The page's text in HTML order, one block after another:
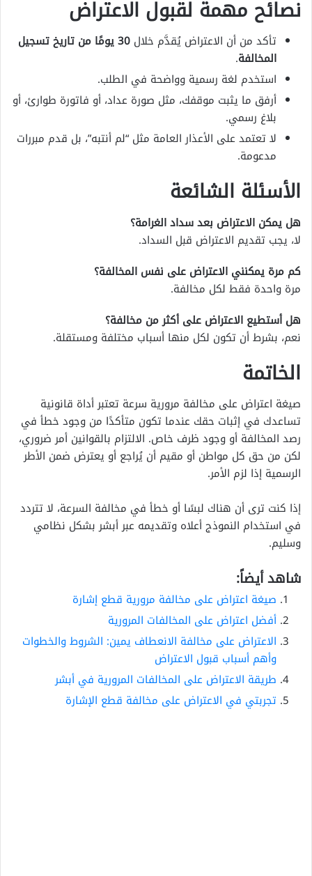
نصائح مهمة لقبول الاعتراض
تأكد من أن الاعتراض يُقدَّم خلال
30 يومًا من تاريخ تسجيل
المخالفة.
استخدم لغة رسمية وواضحة في الطلب.
أرفق ما يثبت موقفك، مثل صورة عداد، أو فاتورة طوارئ، أو
بلاغ رسمي.
لا تعتمد على الأعذار العامة مثل “لم أنتبه”، بل قدم مبررات
مدعومة.
الأسئلة الشائعة
هل يمكن الاعتراض بعد سداد الغرامة؟
لا، يجب تقديم الاعتراض قبل السداد.
كم مرة يمكنني الاعتراض على نفس المخالفة؟
مرة واحدة فقط لكل مخالفة.
هل أستطيع الاعتراض على أكثر من مخالفة؟
نعم، بشرط أن تكون لكل منها أسباب مختلفة ومستقلة.
الخاتمة
صيغة اعتراض على مخالفة مرورية سرعة تعتبر أداة قانونية
تساعدك في إثبات حقك عندما تكون متأكدًا من وجود خطأ في
رصد المخالفة أو وجود ظرف خاص. الالتزام بالقوانين أمر ضروري،
لكن من حق كل مواطن أو مقيم أن يُراجع أو يعترض ضمن الأطر
الرسمية إذا لزم الأمر.
إذا كنت ترى أن هناك لبسًا أو خطأ في مخالفة السرعة، لا تتردد
في استخدام النموذج أعلاه وتقديمه عبر أبشر بشكل نظامي
وسليم.
شاهد أيضاً:
صيغة اعتراض على مخالفة مرورية قطع إشارة
أفضل اعتراض على المخالفات المرورية
الاعتراض على مخالفة الانعطاف يمين: الشروط والخطوات
وأهم أسباب قبول الاعتراض
طريقة الاعتراض على المخالفات المرورية في أبشر
تجربتي في الاعتراض على مخالفة قطع الإشارة